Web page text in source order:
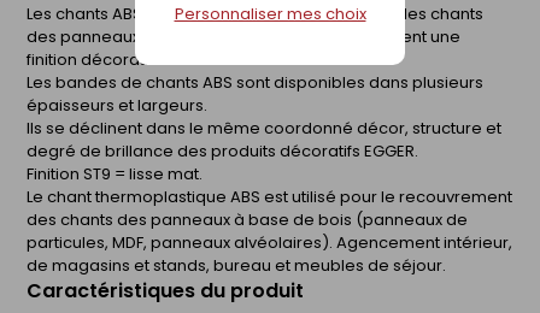
Personnaliser mes choix
Les chants ABS s'utilisent pour le recouvrement des chants
des panneaux à base de bois revêtus et apportent une
finition décorative coordonnée.
Les bandes de chants ABS sont disponibles dans plusieurs
épaisseurs et largeurs.
Ils se déclinent dans le même coordonné décor, structure et
degré de brillance des produits décoratifs EGGER.
Finition ST9 = lisse mat.
Le chant thermoplastique ABS est utilisé pour le recouvrement
des chants des panneaux à base de bois (panneaux de
particules, MDF, panneaux alvéolaires). Agencement intérieur,
de magasins et stands, bureau et meubles de séjour.
Caractéristiques du produit